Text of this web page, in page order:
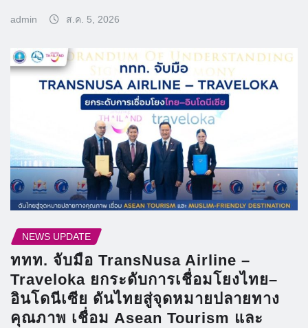
admin ส.ค. 5, 2026
NEWS UPDATE
ททท. จับมือ TransNusa Airline –
Traveloka ยกระดับการเชื่อมโยงไทย–
อินโดนีเซีย ดันไทยสู่จุดหมายปลายทาง
คุณภาพ เชื่อม Asean Tourism และ